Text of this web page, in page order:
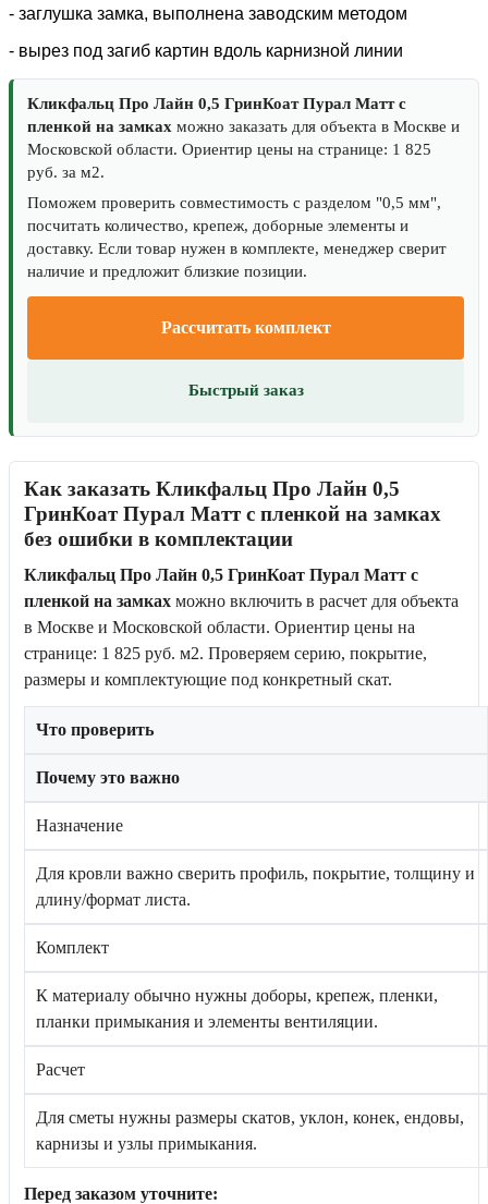
- заглушка замка, выполнена заводским методом
- вырез под загиб картин вдоль карнизной линии
Кликфальц Про Лайн 0,5 ГринКоат Пурал Матт с
пленкой на замках можно заказать для объекта в Москве и
Московской области. Ориентир цены на странице: 1 825
руб. за м2.
Поможем проверить совместимость с разделом "0,5 мм",
посчитать количество, крепеж, доборные элементы и
доставку. Если товар нужен в комплекте, менеджер сверит
наличие и предложит близкие позиции.
Рассчитать комплект
Быстрый заказ
Как заказать Кликфальц Про Лайн 0,5
ГринКоат Пурал Матт с пленкой на замках
без ошибки в комплектации
Кликфальц Про Лайн 0,5 ГринКоат Пурал Матт с
пленкой на замках можно включить в расчет для объекта
в Москве и Московской области. Ориентир цены на
странице: 1 825 руб. м2. Проверяем серию, покрытие,
размеры и комплектующие под конкретный скат.
Что проверить
Почему это важно
Назначение
Для кровли важно сверить профиль, покрытие, толщину и
длину/формат листа.
Комплект
К материалу обычно нужны доборы, крепеж, пленки,
планки примыкания и элементы вентиляции.
Расчет
Для сметы нужны размеры скатов, уклон, конек, ендовы,
карнизы и узлы примыкания.
Перед заказом уточните: